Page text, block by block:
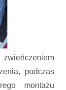
podczas
montażu